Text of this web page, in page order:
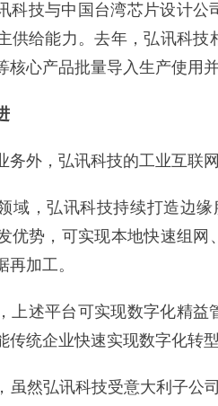
科技与中国台湾芯片设计
供给能力。去年，弘讯科
核心产品批量导入生产使用
务外，弘讯科技的工业互联
域，弘讯科技持续打造边
优势，可实现本地快速组
加工。
上述平台可实现数字化精
传统企业快速实现数字化转型
虽然弘讯科技受意大利子公